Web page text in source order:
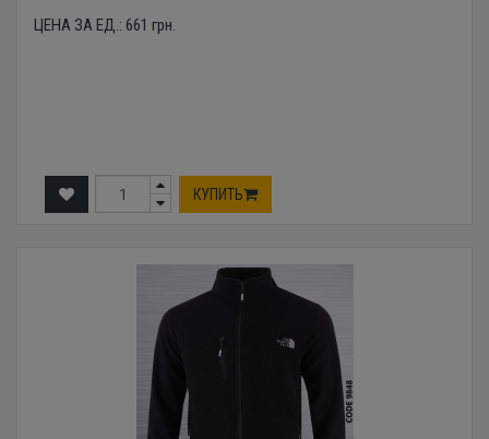
ЦЕНА ЗА ЕД.: 661 грн.
КУПИТЬ